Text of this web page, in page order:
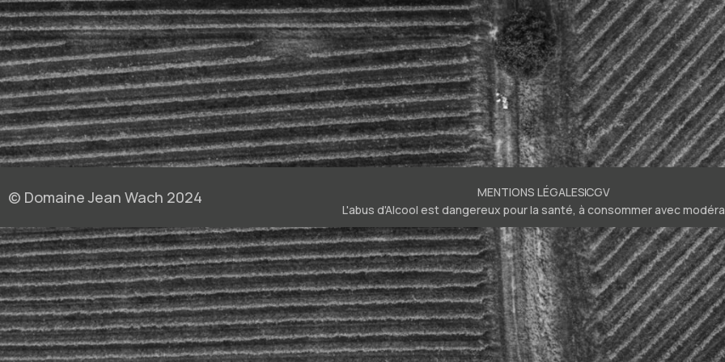
Fromages
Fromages À Pâte Pressée
Fruits De Mer
Homard
Plats Relevés
Poisson
Produit De La Mer
Raclette
Tapas
Viandes Blanches
Viandes Rouges
© Domaine Jean Wach 2024 MENTIONS LÉGALESCGV
L'abus d'Alcool est dangereux pour la santé, à consommer avec